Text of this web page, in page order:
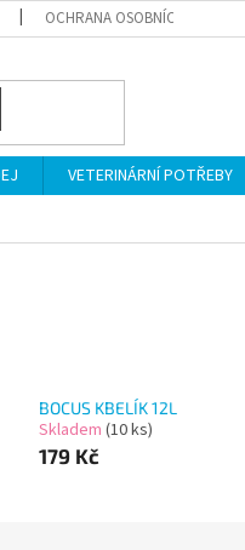
OCHRANA OSOBNÍCH ÚDAJŮ
VETERINÁRNÍ POTŘEBY
BOCUS KBELÍK 12L
Skladem (10 ks)
179 Kč